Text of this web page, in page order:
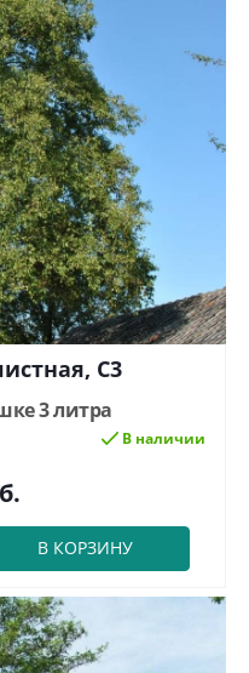
С3
3 литра
В наличии
В КОРЗИНУ